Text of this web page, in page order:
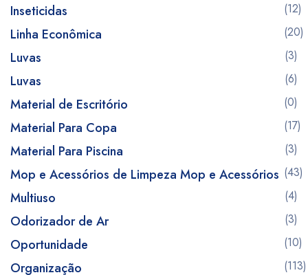
Inseticidas (12)
Linha Econômica (20)
Luvas (3)
Luvas (6)
Material de Escritório (0)
Material Para Copa (17)
Material Para Piscina (3)
Mop e Acessórios de Limpeza Mop e Acessórios (43)
Multiuso (4)
Odorizador de Ar (3)
Oportunidade (10)
Organização (113)